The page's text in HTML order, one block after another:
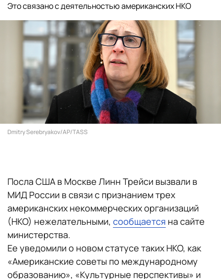
Это связано с деятельностью американских НКО
Dmitry Serebryakov/AP/TASS
Посла США в Москве Линн Трейси вызвали в
МИД России в связи с признанием трех
американских некоммерческих организаций
(НКО) нежелательными, сообщается на сайте
министерства.
Ее уведомили о новом статусе таких НКО, как
«Американские советы по международному
образованию», «Культурные перспективы» и